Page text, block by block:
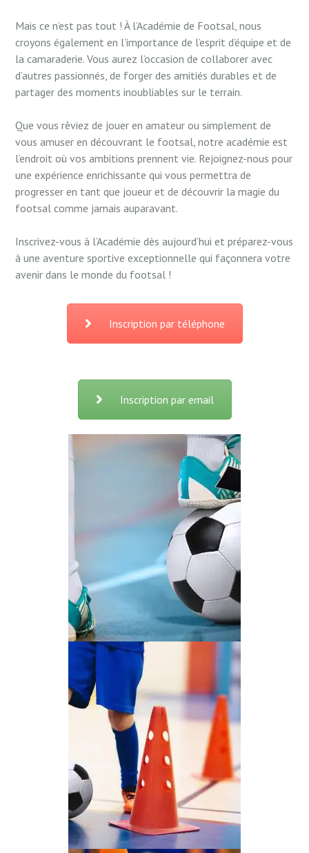
Mais ce n’est pas tout ! À l’Académie de Footsal, nous
croyons également en l’importance de l’esprit d’équipe et de
la camaraderie. Vous aurez l’occasion de collaborer avec
d’autres passionnés, de forger des amitiés durables et de
partager des moments inoubliables sur le terrain.
Que vous rêviez de jouer en amateur ou simplement de
vous amuser en découvrant le footsal, notre académie est
l’endroit où vos ambitions prennent vie. Rejoignez-nous pour
une expérience enrichissante qui vous permettra de
progresser en tant que joueur et de découvrir la magie du
footsal comme jamais auparavant.
Inscrivez-vous à l’Académie dès aujourd’hui et préparez-vous
à une aventure sportive exceptionnelle qui façonnera votre
avenir dans le monde du footsal !
Inscription par téléphone
Inscription par email